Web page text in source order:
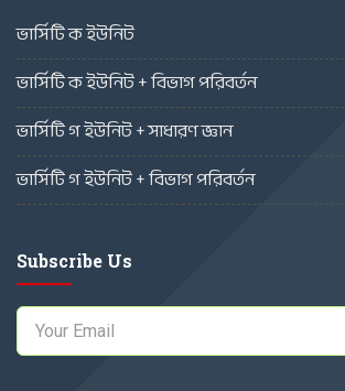
ভার্সিটি ক ইউনিট
ভার্সিটি ক ইউনিট + বিভাগ পরিবর্তন
ভার্সিটি গ ইউনিট + সাধারণ জ্ঞান
ভার্সিটি গ ইউনিট + বিভাগ পরিবর্তন
Subscribe Us